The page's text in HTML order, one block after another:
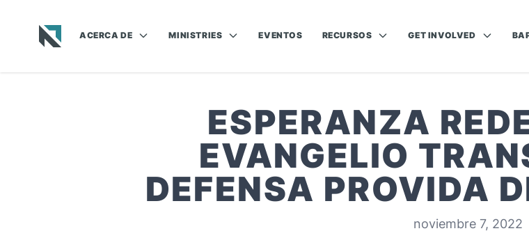
ACERCA DE MINISTRIES EVENTOS RECURSOS GET INVOLVED
ESPERANZA
EVANGELIO
DEFENSA PROVIDA
noviembre 7, 2022